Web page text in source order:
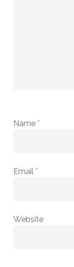
Name *
Email *
Website